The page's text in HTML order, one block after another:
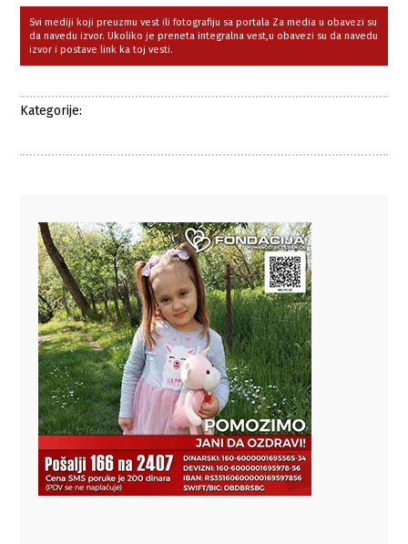
Svi mediji koji preuzmu vest ili fotografiju sa portala Za media u obavezi su
da navedu izvor. Ukoliko je preneta integralna vest,u obavezi su da navedu
izvor i postave link ka toj vesti.
Kategorije: